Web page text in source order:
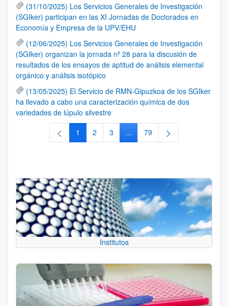
(31/10/2025) Los Servicios Generales de Investigación
(SGIker) participan en las XI Jornadas de Doctorados en
Economía y Empresa de la UPV/EHU
(12/06/2025) Los Servicios Generales de Investigación
(SGIker) organizan la jornada nº 28 para la discusión de
resultados de los ensayos de aptitud de análisis elemental
orgánico y análisis isotópico
(13/05/2025) El Servicio de RMN-Gipuzkoa de los SGIker
ha llevado a cabo una caracterización química de dos
variedades de lúpulo silvestre
Página
1 Página
2 Página
3 ...Páginas intermedias Use TAB
Página
79
Institutos